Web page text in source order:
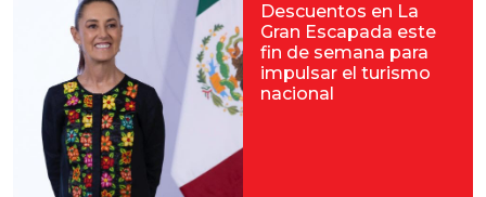
Descuentos en La
Gran Escapada este
fin de semana para
impulsar el turismo
nacional